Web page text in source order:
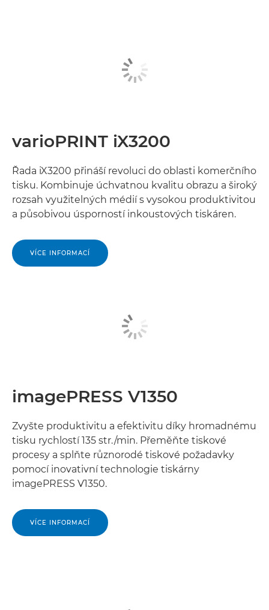
varioPRINT iX3200
Řada iX3200 přináší revoluci do oblasti komerčního
tisku. Kombinuje úchvatnou kvalitu obrazu a široký
rozsah využitelných médií s vysokou produktivitou
a působivou úsporností inkoustových tiskáren.
VÍCE INFORMACÍ
imagePRESS V1350
Zvyšte produktivitu a efektivitu díky hromadnému
tisku rychlostí 135 str./min. Přeměňte tiskové
procesy a splňte různorodé tiskové požadavky
pomocí inovativní technologie tiskárny
imagePRESS V1350.
VÍCE INFORMACÍ